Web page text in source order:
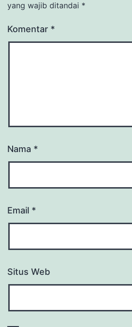
yang wajib ditandai *
Komentar *
Nama *
Email *
Situs Web